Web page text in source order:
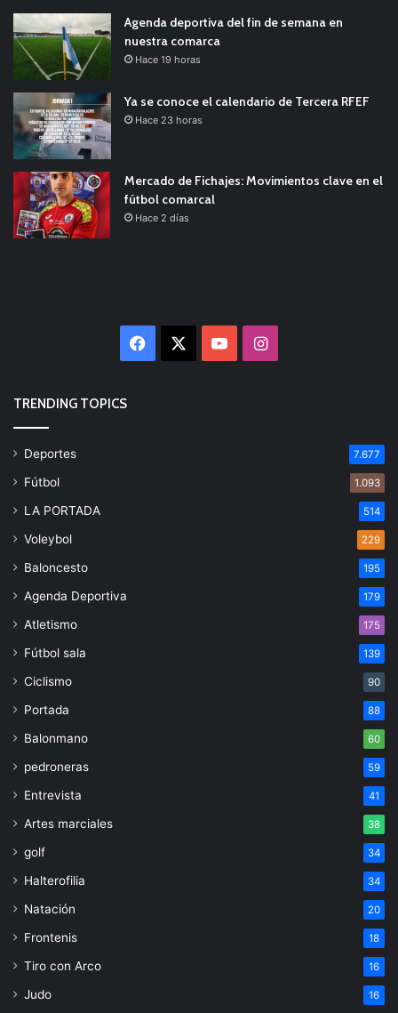
Agenda deportiva del fin de semana en
nuestra comarca
Hace 19 horas
Ya se conoce el calendario de Tercera RFEF
Hace 23 horas
Mercado de Fichajes: Movimientos clave en el
fútbol comarcal
Hace 2 días
Facebook YouTubeInstagram
TRENDING TOPICS
Deportes 7.677
Fútbol 1.093
LA PORTADA 514
Voleybol 229
Baloncesto 195
Agenda Deportiva 179
Atletismo 175
Fútbol sala 139
Ciclismo 90
Portada 88
Balonmano 60
pedroneras 59
Entrevista 41
Artes marciales 38
golf 34
Halterofilia 34
Natación 20
Frontenis 18
Tiro con Arco 16
Judo 16